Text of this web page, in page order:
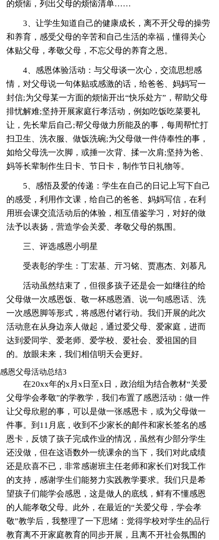
的烦恼，列出父母的烦恼清单……
3、让学生知道自己的健康成长，离不开父母的操劳
和养育，感受父母的辛苦和自己生活的幸福，懂得关心
体贴父母，孝敬父母，不忘父母的养育之恩。
4、感恩体验活动：与父母谈一次心，交流思想感
情，对父母说一句体贴或感激的话，给爸爸、妈妈写一
封信;为父母某一方面的烦恼开出“快乐处方”，帮助父母
排忧解难;坚持开展家庭行孝活动，例如吃饭吃菜要礼
让，先长辈后自己;帮父母做力所能及的事，每周帮忙打
扫卫生、洗衣服、做饭洗碗;为父母做一件侍奉性的事，
如给父母洗一次脚，或捶一次背、揉一次肩;坚持为爸、
妈等长辈制作生日卡、节日卡，制作节日礼物等。
5、感悟及爱的传递：学生在自己的日记上写下自己
的感受，利用作文课，给自己的爸爸、妈妈写信，在利
用班会课交流活动后的体验，相互借鉴学习，对好的做
法予以表扬，营造学会关爱、孝敬父母的氛围。
三、评选感恩小明星
受表彰的学生：丁宏基、亓习铭、贾惠杰、刘慕凡
活动虽然结束了，但很多孩子还是会一如继往的给
父母做一次感恩饭、敬一杯感恩酒、说一句感恩话、洗
一次感恩脚等形式，将感恩付诸行动。我们开展的此次
活动意在从身边亲人做起，通过爱父母、爱家庭，进而
达到爱同学、爱老师、爱学校、爱社会、爱祖国的目
的。放眼未来，我们相信明天会更好。
感恩父母活动总结3
在20xx年的x月x日至x日，政治组为结合教材“关爱
父母学会孝敬”的学教学，我们布置了感恩活动：做一件
让父母欣慰的事，可以是做一张感恩卡，或为父母做一
件事。到11月底，收到不少家长的邮件和家长签名的感
恩卡，反馈了孩子完成作业的情况，虽然有少部分学生
还没做，但在这语数外一统课余的当下，我们对此成绩
还是欣喜不已，非常感谢班主任老师和家长们对我工作
的支持，感谢学生们能努力实践教学要求。我们只是希
望孩子们能学会感恩，这是做人的底线，鲜有不懂感恩
的人能孝敬父母。此外，在最近的“关爱父母，学会孝
敬”教学后，我整理了一下思绪：觉得学校对学生的品行
教育离不开家庭教育的同步开展，且离不开社会氛围的